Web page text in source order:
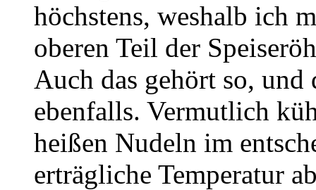
höchstens, weshalb ich
oberen Teil der
Auch das gehört so,
ebenfalls. Vermutlich
heißen Nudeln im
erträgliche Temperatur